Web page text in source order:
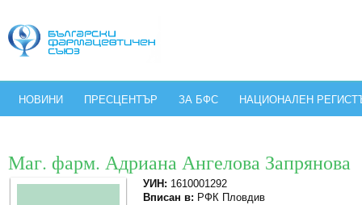
НОВИНИ ПРЕСЦЕНТЪР ЗА БФС НАЦИОНАЛЕН
Маг. фарм. Адриана Ангелова Запрянова
УИН: 1610001292
Вписан в: РФК Пловдив